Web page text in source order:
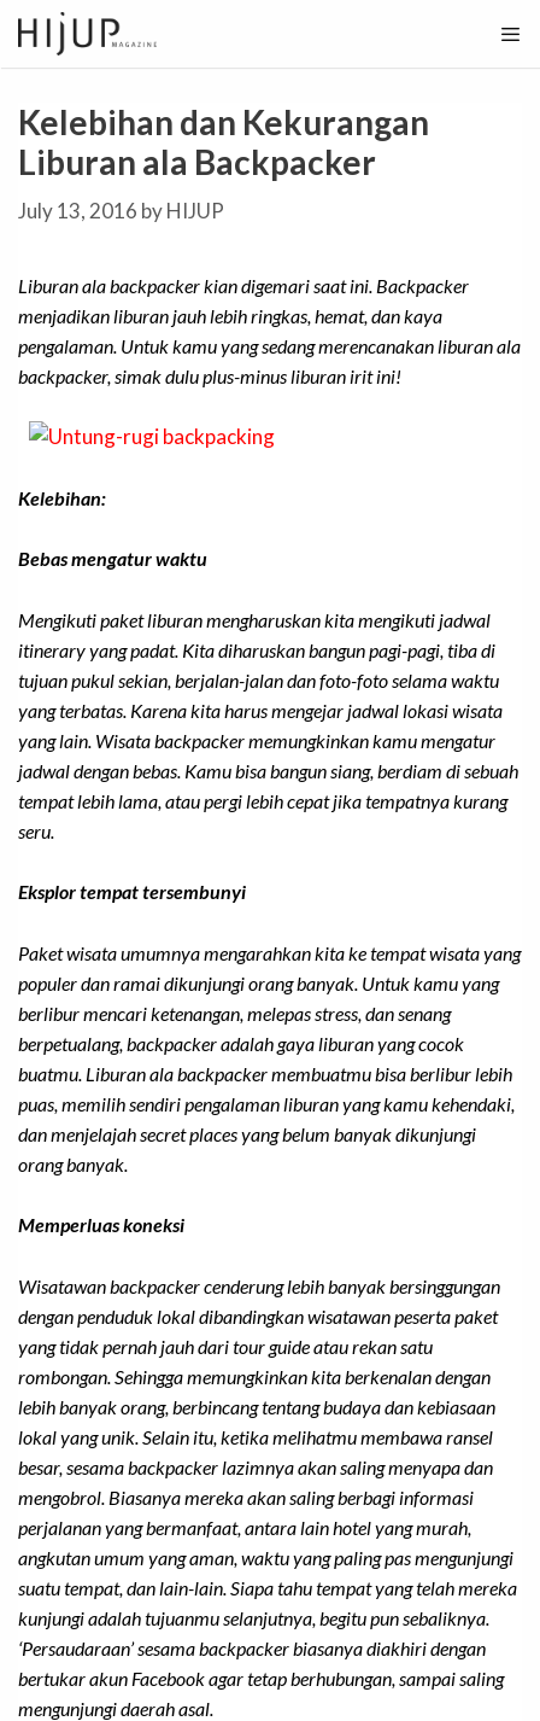
Skip
to
content
Kelebihan dan Kekurangan
Liburan ala Backpacker
July 13, 2016 byHIJUP
Liburan ala backpacker kian digemari saat ini. Backpacker
menjadikan liburan jauh lebih ringkas, hemat, dan kaya
pengalaman. Untuk kamu yang sedang merencanakan liburan ala
backpacker, simak dulu plus-minus liburan irit ini!
Kelebihan:
Bebas mengatur waktu
Mengikuti paket liburan mengharuskan kita mengikuti jadwal
itineraryyang padat. Kita diharuskan bangun pagi-pagi, tiba di
tujuan pukul sekian, berjalan-jalan dan foto-foto selama waktu
yang terbatas. Karena kita harus mengejar jadwal lokasi wisata
yang lain. Wisata backpackermemungkinkan kamu mengatur
jadwal dengan bebas. Kamu bisa bangun siang, berdiam di sebuah
tempat lebih lama, atau pergi lebih cepat jika tempatnya kurang
seru.
Eksplor tempat tersembunyi
Paket wisata umumnya mengarahkan kita ke tempat wisata yang
populer dan ramai dikunjungi orang banyak. Untuk kamu yang
berlibur mencari ketenangan, melepas stress, dan senang
berpetualang, backpackeradalah gaya liburan yang cocok
buatmu. Liburan ala backpackermembuatmu bisa berlibur lebih
puas, memilih sendiri pengalaman liburan yang kamu kehendaki,
dan menjelajah secret placesyang belum banyak dikunjungi
orang banyak.
Memperluas koneksi
Wisatawan backpackercenderung lebih banyak bersinggungan
dengan penduduk lokal dibandingkan wisatawan peserta paket
yang tidak pernah jauh dari tour guide atau rekan satu
rombongan. Sehingga memungkinkan kita berkenalan dengan
lebih banyak orang, berbincang tentang budaya dan kebiasaan
lokal yang unik. Selain itu, ketika melihatmu membawa ransel
besar, sesama backpacker lazimnya akan saling menyapa dan
mengobrol. Biasanya mereka akan saling berbagi informasi
perjalanan yang bermanfaat, antara lain hotel yang murah,
angkutan umum yang aman, waktu yang paling pas mengunjungi
suatu tempat, dan lain-lain. Siapa tahu tempat yang telah mereka
kunjungi adalah tujuanmu selanjutnya, begitu pun sebaliknya.
‘Persaudaraan’ sesama backpacker biasanya diakhiri dengan
bertukar akun Facebook agar tetap berhubungan, sampai saling
mengunjungi daerah asal.